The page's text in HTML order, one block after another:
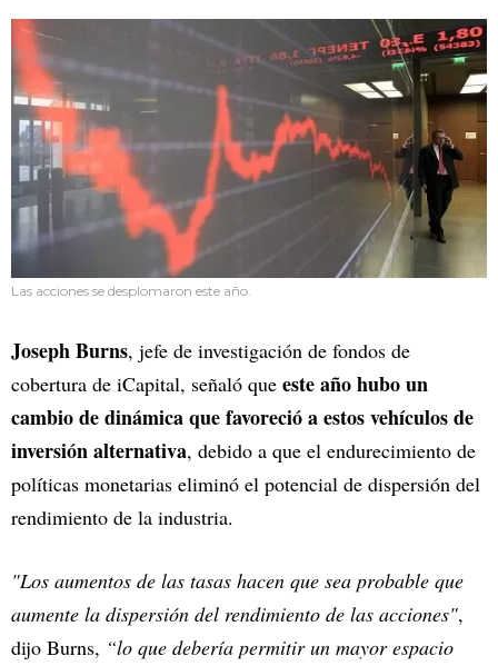
Las acciones se desplomaron este año.
Joseph Burns, jefe de investigación de fondos de
cobertura de iCapital, señaló que este año hubo un
cambio de dinámica que favoreció a estos vehículos de
inversión alternativa, debido a que el endurecimiento de
políticas monetarias eliminó el potencial de dispersión del
rendimiento de la industria.
"Los aumentos de las tasas hacen que sea probable que
aumente la dispersión del rendimiento de las acciones",
dijo Burns, “lo que debería permitir un mayor espacio